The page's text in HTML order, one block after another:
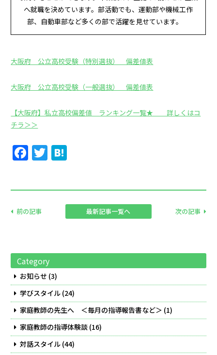
へ就職を決めています。部活動でも、運動部や機械工作
部、自動車部など多くの部で活躍を見せています。
大阪府 公立高校受験（特別選抜） 偏差値表
大阪府 公立高校受験（一般選抜） 偏差値表
【大阪府】私立高校偏差値 ランキング一覧★ 詳しくはコ
チラ＞＞
Facebook
Twitter
前の記事 最新記事一覧へ 次の記事
Category
お知らせ (3)
学びスタイル (24)
家庭教師の先生へ ＜毎月の指導報告書など＞ (1)
家庭教師の指導体験談 (16)
対話スタイル (44)